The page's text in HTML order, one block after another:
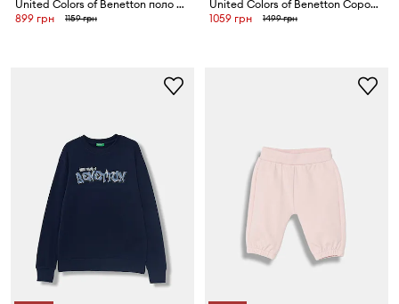
United Colors of Benetton поло дитяче бавовняне
899 грн
1159 грн
United Colors of Benetton Сорочка дитяча з льоном
1059 грн
1499 грн